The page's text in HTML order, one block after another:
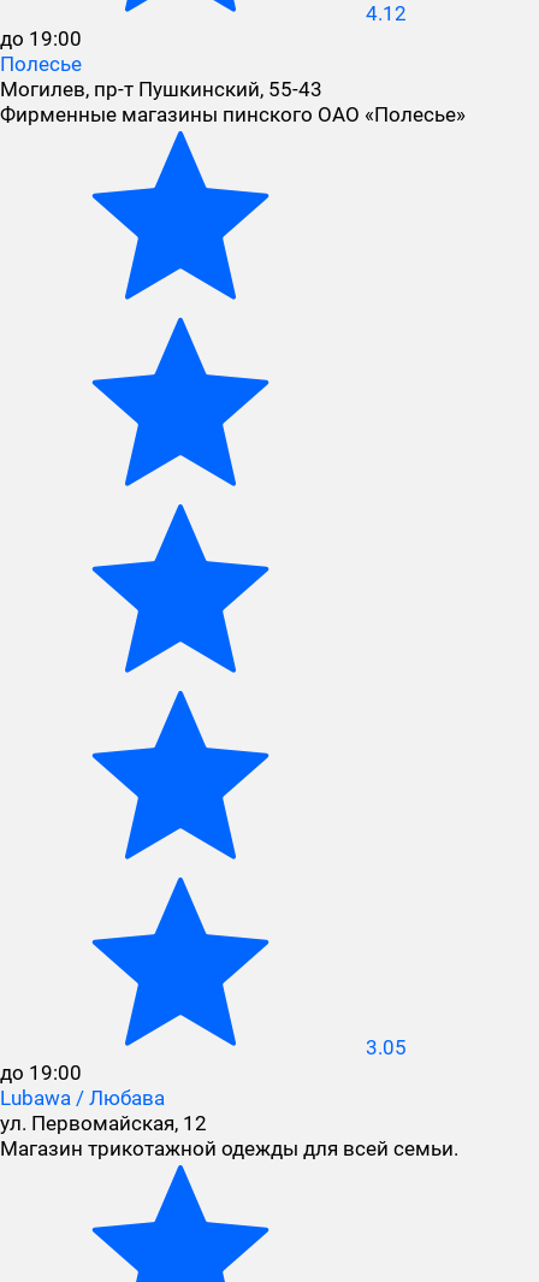
4.12
до 19:00
Полесье
Могилев, пр-т Пушкинский, 55-43
Фирменные магазины пинского ОАО «Полесье»
3.05
до 19:00
Lubawa / Любава
ул. Первомайская, 12
Магазин трикотажной одежды для всей семьи.